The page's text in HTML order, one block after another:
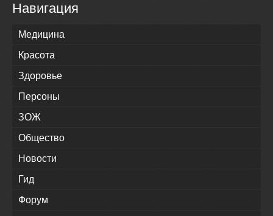
Навигация
Медицина
Красота
Здоровье
Персоны
ЗОЖ
Общество
Новости
Гид
Форум